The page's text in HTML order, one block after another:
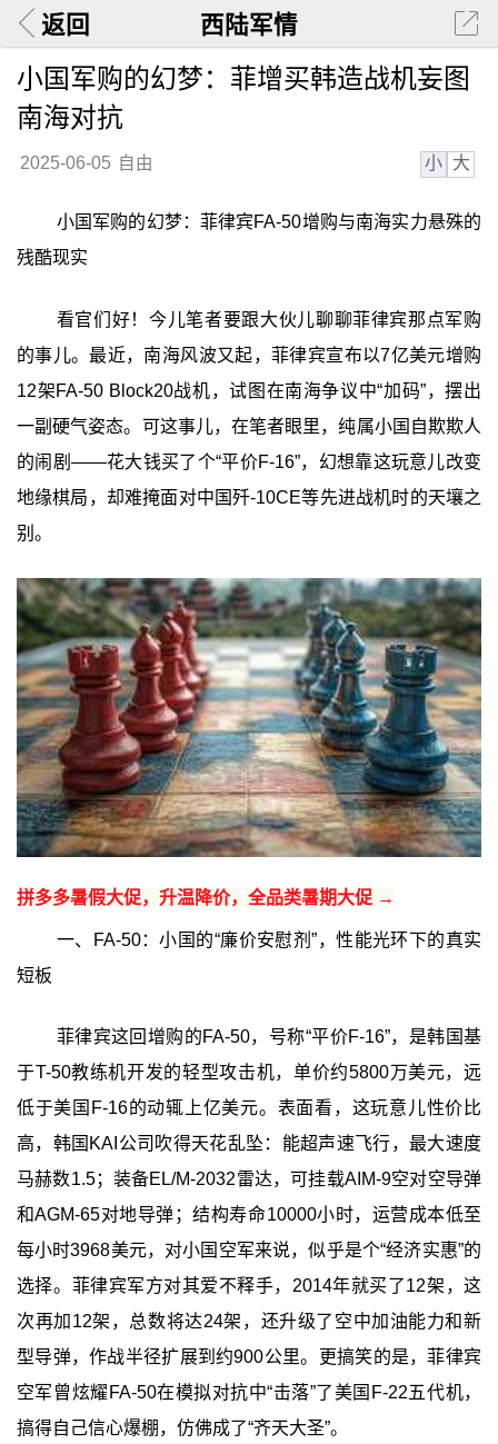
返回 西陆军情
小国军购的幻梦：菲增买韩造战机妄图
南海对抗
2025-06-05 自由 小 大
小国军购的幻梦：菲律宾FA-50增购与南海实力悬殊的
残酷现实
看官们好！今儿笔者要跟大伙儿聊聊菲律宾那点军购
的事儿。最近，南海风波又起，菲律宾宣布以7亿美元增购
12架FA-50 Block20战机，试图在南海争议中“加码”，摆出
一副硬气姿态。可这事儿，在笔者眼里，纯属小国自欺欺人
的闹剧——花大钱买了个“平价F-16”，幻想靠这玩意儿改变
地缘棋局，却难掩面对中国歼-10CE等先进战机时的天壤之
别。
拼多多暑假大促，升温降价，全品类暑期大促 →
一、FA-50：小国的“廉价安慰剂”，性能光环下的真实
短板
菲律宾这回增购的FA-50，号称“平价F-16”，是韩国基
于T-50教练机开发的轻型攻击机，单价约5800万美元，远
低于美国F-16的动辄上亿美元。表面看，这玩意儿性价比
高，韩国KAI公司吹得天花乱坠：能超声速飞行，最大速度
马赫数1.5；装备EL/M-2032雷达，可挂载AIM-9空对空导弹
和AGM-65对地导弹；结构寿命10000小时，运营成本低至
每小时3968美元，对小国空军来说，似乎是个“经济实惠”的
选择。菲律宾军方对其爱不释手，2014年就买了12架，这
次再加12架，总数将达24架，还升级了空中加油能力和新
型导弹，作战半径扩展到约900公里。更搞笑的是，菲律宾
空军曾炫耀FA-50在模拟对抗中“击落”了美国F-22五代机，
搞得自己信心爆棚，仿佛成了“齐天大圣”。